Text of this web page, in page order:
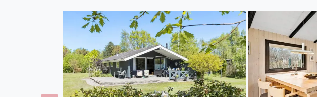
einem Abstecher an den Strand gönnst du
dir in einem der vielen friedvollen Eckchen
mit einem köstlichen Abendessen vom Grill
zusammenfassend beste Voraussetzungen
Entspannung und Aktivität stehen.